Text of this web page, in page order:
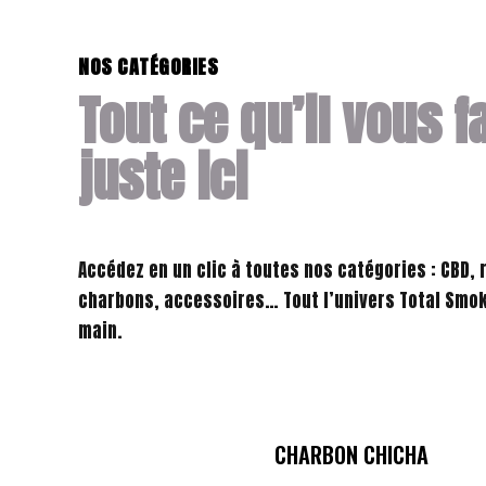
NOS CATÉGORIES
Tout ce qu’il vous
juste ici
Accédez en un clic à toutes nos catégories : CBD,
charbons, accessoires… Tout l’univers Total
main.
CHARBON CHICHA